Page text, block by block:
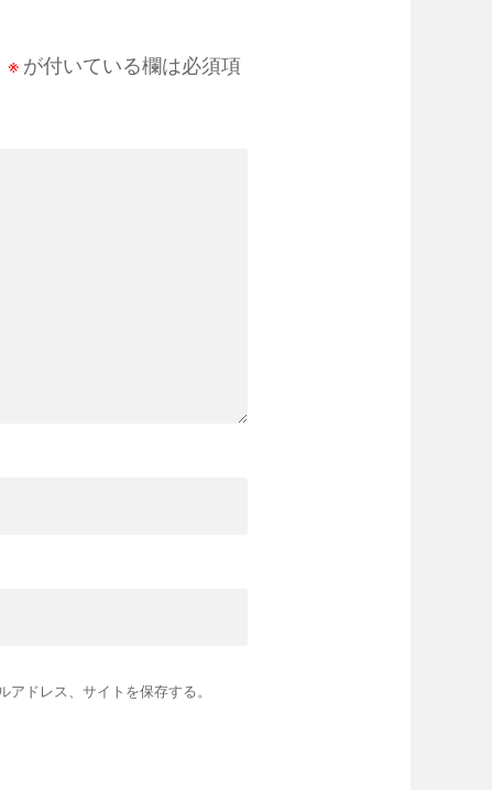
※ が付いている欄は必須項
ドレス、サイトを保存する。